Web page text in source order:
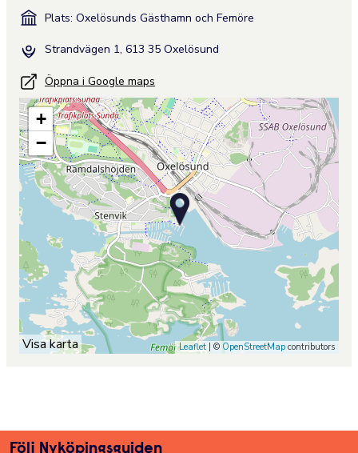
Plats: Oxelösunds Gästhamn och Femöre
Strandvägen 1, 613 35 Oxelösund
Öppna i Google maps
+
−
Leaflet | © OpenStreetMap contributors
Visa karta
Följ Nyköpingsguiden